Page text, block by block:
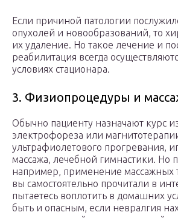
Если причиной патологии
опухолей и новообразований, то
их удаление. Но такое лечение и
реабилитация всегда
условиях стационара.
3. Физиопроцедуры и
Обычно пациенту назначают курс
электрофореза или
ультрафиолетового прогревания,
массажа, лечебной гимнастики. Но
например, применение массажных
вы самостоятельно прочитали в
пытаетесь воплотить в домашних
быть и опасным, если невралгия